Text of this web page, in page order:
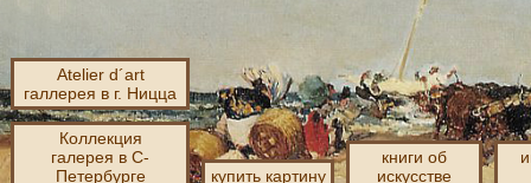
Atelier d´art
галлерея в г. Ницца
Коллекция
галерея в С-
Петербурге
купить картину
книги об
искусстве